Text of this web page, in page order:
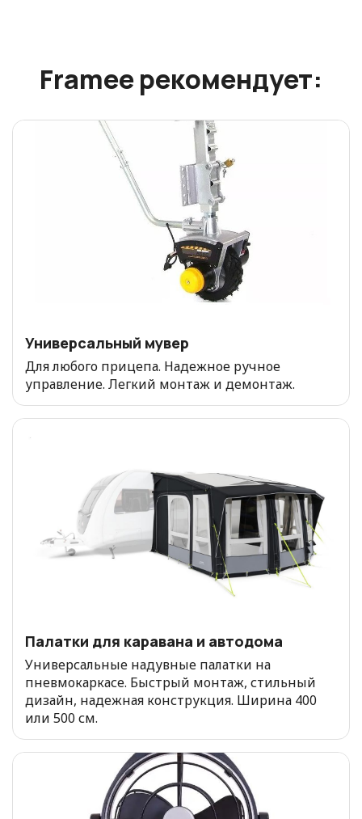
Framee рекомендует:
Универсальный мувер
Для любого прицепа. Надежное ручное
управление. Легкий монтаж и демонтаж.
Палатки для каравана и автодома
Универсальные надувные палатки на
пневмокаркасе. Быстрый монтаж, стильный
дизайн, надежная конструкция. Ширина 400
или 500 см.